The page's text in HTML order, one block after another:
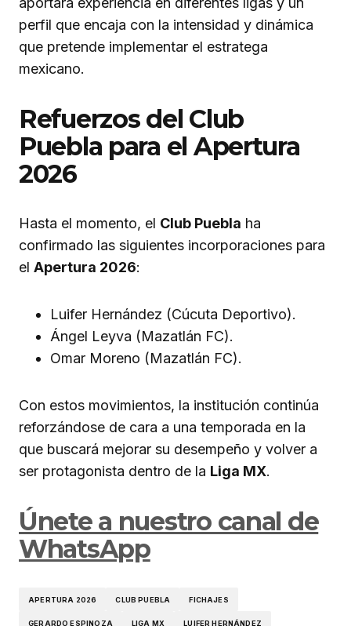
perfil que encaja con la intensidad y dinámica
que pretende implementar el estratega
mexicano.
Refuerzos del Club
Puebla para el Apertura
2026
Hasta el momento, el Club Puebla ha
confirmado las siguientes incorporaciones para
el Apertura 2026:
Luifer Hernández (Cúcuta Deportivo).
Ángel Leyva (Mazatlán FC).
Omar Moreno (Mazatlán FC).
Con estos movimientos, la institución continúa
reforzándose de cara a una temporada en la
que buscará mejorar su desempeño y volver a
ser protagonista dentro de la Liga MX.
Únete a nuestro canal de
WhatsApp
APERTURA 2026 CLUB PUEBLA FICHAJES
GERARDO ESPINOZA LIGA MX LUIFER HERNÁNDEZ